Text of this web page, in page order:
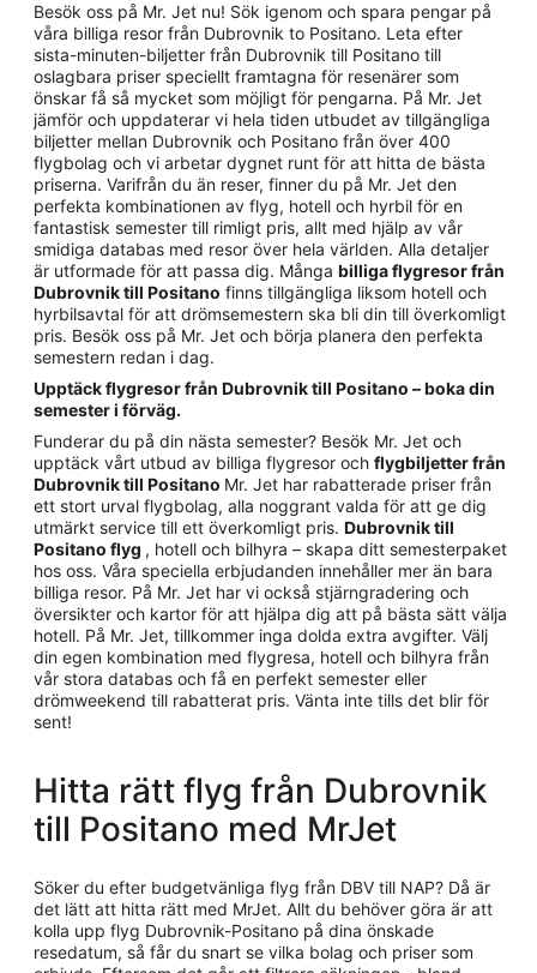
Besök oss på Mr. Jet nu! Sök igenom och spara pengar på
våra billiga resor från Dubrovnik to Positano. Leta efter
sista-minuten-biljetter från Dubrovnik till Positano till
oslagbara priser speciellt framtagna för resenärer som
önskar få så mycket som möjligt för pengarna. På Mr. Jet
jämför och uppdaterar vi hela tiden utbudet av tillgängliga
biljetter mellan Dubrovnik och Positano från över 400
flygbolag och vi arbetar dygnet runt för att hitta de bästa
priserna. Varifrån du än reser, finner du på Mr. Jet den
perfekta kombinationen av flyg, hotell och hyrbil för en
fantastisk semester till rimligt pris, allt med hjälp av vår
smidiga databas med resor över hela världen. Alla detaljer
är utformade för att passa dig. Många billiga flygresor från
Dubrovnik till Positano finns tillgängliga liksom hotell och
hyrbilsavtal för att drömsemestern ska bli din till överkomligt
pris. Besök oss på Mr. Jet och börja planera den perfekta
semestern redan i dag.
Upptäck flygresor från Dubrovnik till Positano – boka din
semester i förväg.
Funderar du på din nästa semester? Besök Mr. Jet och
upptäck vårt utbud av billiga flygresor och flygbiljetter från
Dubrovnik till Positano Mr. Jet har rabatterade priser från
ett stort urval flygbolag, alla noggrant valda för att ge dig
utmärkt service till ett överkomligt pris. Dubrovnik till
Positano flyg , hotell och bilhyra – skapa ditt semesterpaket
hos oss. Våra speciella erbjudanden innehåller mer än bara
billiga resor. På Mr. Jet har vi också stjärngradering och
översikter och kartor för att hjälpa dig att på bästa sätt välja
hotell. På Mr. Jet, tillkommer inga dolda extra avgifter. Välj
din egen kombination med flygresa, hotell och bilhyra från
vår stora databas och få en perfekt semester eller
drömweekend till rabatterat pris. Vänta inte tills det blir för
sent!
Hitta rätt flyg från Dubrovnik
till Positano med MrJet
Söker du efter budgetvänliga flyg från DBV till NAP? Då är
det lätt att hitta rätt med MrJet. Allt du behöver göra är att
kolla upp flyg Dubrovnik-Positano på dina önskade
resedatum, så får du snart se vilka bolag och priser som